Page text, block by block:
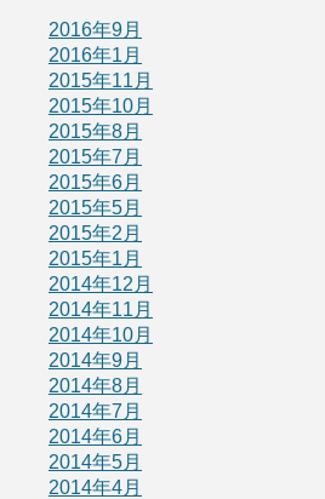
2016年9月
2016年1月
2015年11月
2015年10月
2015年8月
2015年7月
2015年6月
2015年5月
2015年2月
2015年1月
2014年12月
2014年11月
2014年10月
2014年9月
2014年8月
2014年7月
2014年6月
2014年5月
2014年4月